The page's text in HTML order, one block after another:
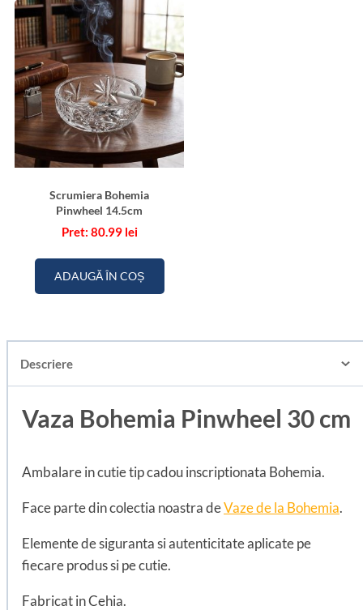
Scrumiera Bohemia
Pinwheel 14.5cm
80.99 lei
ADAUGĂ ÎN COȘ
Descriere
Vaza Bohemia Pinwheel 30 cm
Ambalare in cutie tip cadou inscriptionata Bohemia.
Face parte din colectia noastra deVaze de la Bohemia.
Elemente de siguranta si autenticitate aplicate pe
fiecare produs si pe cutie.
Fabricat in Cehia.